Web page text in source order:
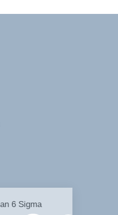
Lean et Lean 6 Sigma